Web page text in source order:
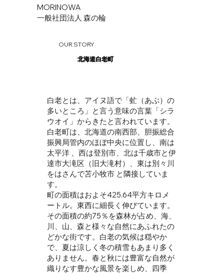
MORINOWA
一般社団法人 森の輪
OUR STORY
北海道白老町
白老とは、アイヌ語で「虻（あぶ）の
多いところ」と言う意味の言葉「シラ
ウオイ」からきたと言われています。
白老町は、北海道の南西部、胆振総合
振興局管内のほぼ中央に位置し、南は
太平洋 、西は登別市、北は千歳市と伊
達市大滝区（旧大滝村）、東は別々川
をはさんで苫小牧市 と隣接していま
す。
町の面積はおよそ425.64平方キロメ
ートル。東西に細長く伸びています。
その面積の約75％を森林が占め、海、
川、山、森と様々な自然にあふれたの
どかな街です。白老の気候は穏やか
で、夏は涼しく冬の積雪もあまり多く
ありません。春と秋には豊富な自然が
織りなす豊かな風景を楽しめ、四季